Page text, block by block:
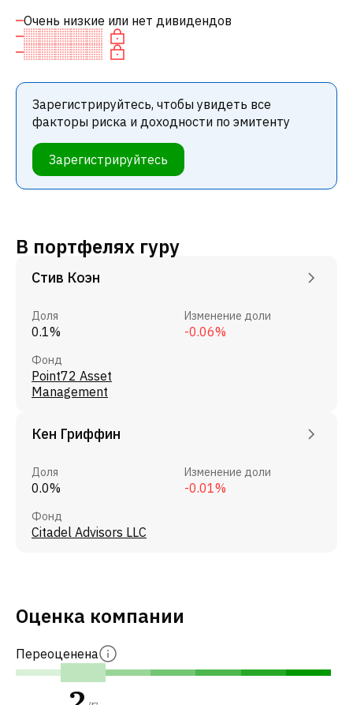
Очень низкие или нет дивидендов
Зарегистрируйтесь, чтобы увидеть все
факторы риска и доходности по эмитенту
Зарегистрируйтесь
В портфелях гуру
Стив Коэн
Доля
0.1%
Изменение доли
-0.06%
Фонд
Point72 Asset
Management
Кен Гриффин
Доля
0.0%
Изменение доли
-0.01%
Фонд
Citadel Advisors LLC
Оценка компании
Переоценена